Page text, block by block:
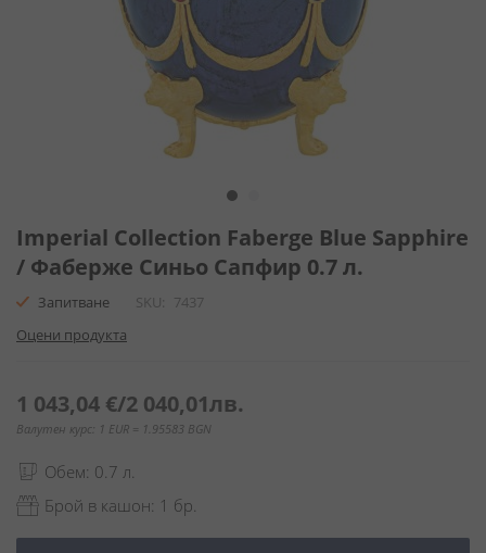
към
началото
на
галерия
снимки
Imperial Collection Faberge Blue Sapphire
/ Фаберже Синьо Сапфир 0.7 л.
Запитване SKU
7437
Оцени продукта
1 043,04 €/2 040,01лв.
Валутен курс: 1 EUR = 1.95583 BGN
Обем: 0.7 л.
Брой в кашон: 1 бр.